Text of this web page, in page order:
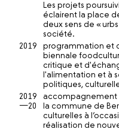
Les projets
éclairent la place
deux sens de «
société.
2019
programmation et
biennale
critique et
l'alimentation et à
politiques,
2019
—20
accompagnement
la commune de
culturelles à
réalisation de